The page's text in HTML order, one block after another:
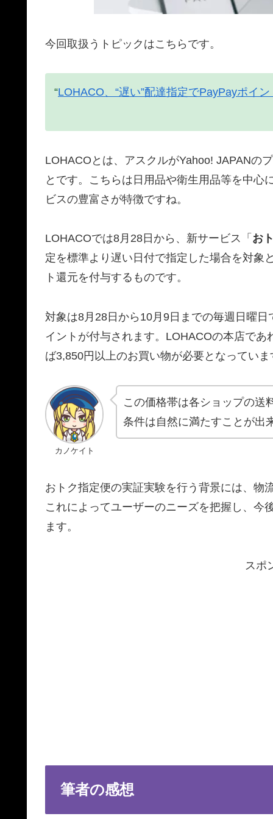
今回取扱うトピックはこちらです。
“LOHACO、“遅い”配達指定でPayPayポイ
LOHACOとは、アスクルがYahoo! JAPANの
とです。こちらは日用品や衛生用品等を中心
ビスの豊富さが特徴ですね。
LOHACOでは8月28日から、新サービス「 お
定を標準より遅い日付で指定した場合を対象
ト還元を付与するものです。
対象は8月28日から10月9日までの毎週日曜
イントが付与されます。LOHACOの本店で
ば3,850円以上のお買い物が必要となっていま
カノケイト
この価格帯は各ショップの送
条件は自然に満たすことが出
おトク指定便の実証実験を行う背景には、物
これによってユーザーのニーズを把握し、今
ます。
スポ
筆者の感想